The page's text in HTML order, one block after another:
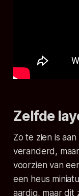
Zelfde
Zo te zien is
veranderd,
voorzien van
een heus
aardig, maar dit